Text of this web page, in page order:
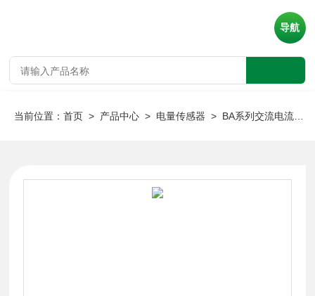
导航
当前位置：首页 > 产品中心 > 电量传感器 > BA系列交流电流传感器